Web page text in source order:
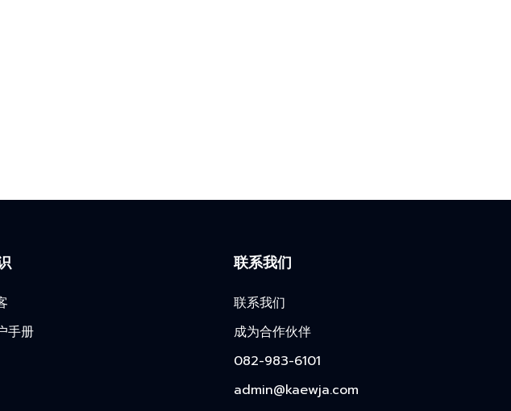
手册
联系我们
联系我们
成为合作伙伴
082-983-6101
admin@kaewja.com